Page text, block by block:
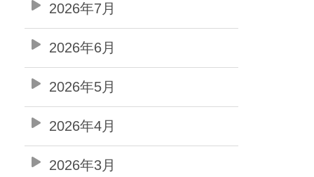
2026年7月
2026年6月
2026年5月
2026年4月
2026年3月